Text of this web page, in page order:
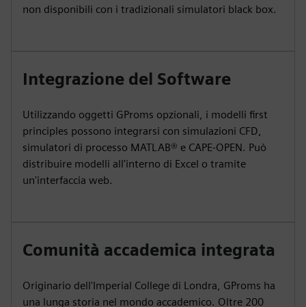
non disponibili con i tradizionali simulatori black box.
Integrazione del Software
Utilizzando oggetti GProms opzionali, i modelli first
principles possono integrarsi con simulazioni CFD,
simulatori di processo MATLAB® e CAPE-OPEN. Può
distribuire modelli all'interno di Excel o tramite
un'interfaccia web.
Comunità accademica integrata
Originario dell'Imperial College di Londra, GProms ha
una lunga storia nel mondo accademico. Oltre 200